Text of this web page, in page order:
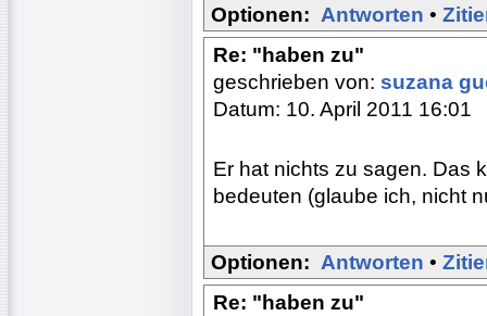
Optionen: Antworten •
Re: "haben zu"
geschrieben von: suzana
Datum: 10. April 2011 16:01
Er hat nichts zu sagen. Das
bedeuten (glaube ich, nicht
Optionen: Antworten •
Re: "haben zu"